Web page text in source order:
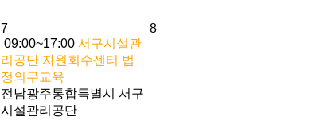
7
09:00~17:00 서구시설관
리공단 자원회수센터 법
정의무교육
전남광주통합특별시 서구
시설관리공단
8